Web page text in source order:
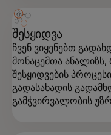
შესყიდვა
ჩვენ ვიყენებთ
მონაცემთა
შესყიდვების
გადასახადის
გამჭვირვალობის